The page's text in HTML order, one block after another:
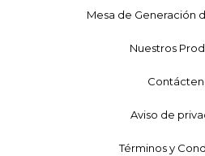
Mesa de Generación
Nuestros
Aviso de
Términos y